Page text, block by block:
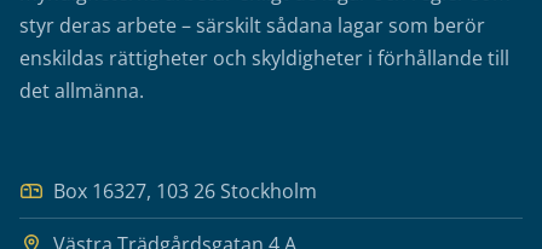
styr deras arbete – särskilt sådana lagar som berör
enskildas rättigheter och skyldigheter i förhållande till
det allmänna.
Box 16327, 103 26 Stockholm